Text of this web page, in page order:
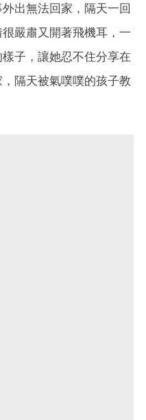
出無法回家，隔天一回
嚴肅又開著飛機耳，一
子，讓她忍不住分享在
隔天被氣噗噗的孩子教